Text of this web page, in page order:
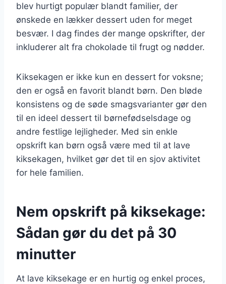
blev hurtigt populær blandt familier, der
ønskede en lækker dessert uden for meget
besvær. I dag findes der mange opskrifter, der
inkluderer alt fra chokolade til frugt og nødder.
Kiksekagen er ikke kun en dessert for voksne;
den er også en favorit blandt børn. Den bløde
konsistens og de søde smagsvarianter gør den
til en ideel dessert til børnefødselsdage og
andre festlige lejligheder. Med sin enkle
opskrift kan børn også være med til at lave
kiksekagen, hvilket gør det til en sjov aktivitet
for hele familien.
Nem opskrift på kiksekage:
Sådan gør du det på 30
minutter
At lave kiksekage er en hurtig og enkel proces,